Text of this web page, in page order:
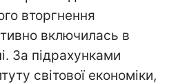
вторгнення
включилась в
За підрахунками
світової економіки,